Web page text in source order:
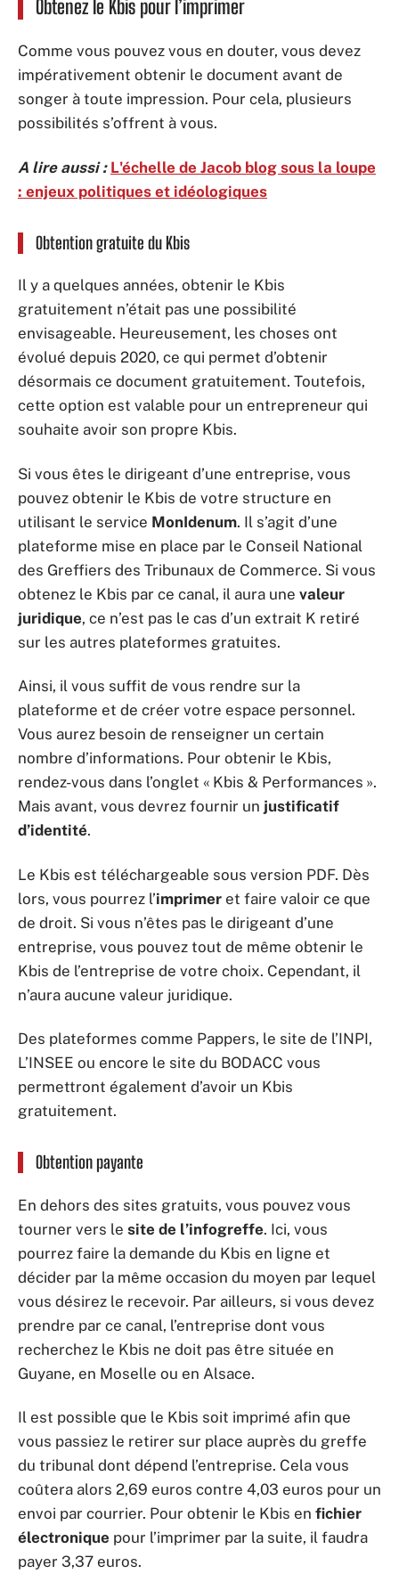
Obtenez le Kbis pour l’imprimer
Comme vous pouvez vous en douter, vous devez
impérativement obtenir le document avant de
songer à toute impression. Pour cela, plusieurs
possibilités s’offrent à vous.
A lire aussi : L'échelle de Jacob blog sous la loupe
: enjeux politiques et idéologiques
Obtention gratuite du Kbis
Il y a quelques années, obtenir le Kbis
gratuitement n’était pas une possibilité
envisageable. Heureusement, les choses ont
évolué depuis 2020, ce qui permet d’obtenir
désormais ce document gratuitement. Toutefois,
cette option est valable pour un entrepreneur qui
souhaite avoir son propre Kbis.
Si vous êtes le dirigeant d’une entreprise, vous
pouvez obtenir le Kbis de votre structure en
utilisant le service MonIdenum. Il s’agit d’une
plateforme mise en place par le Conseil National
des Greffiers des Tribunaux de Commerce. Si vous
obtenez le Kbis par ce canal, il aura une valeur
juridique, ce n’est pas le cas d’un extrait K retiré
sur les autres plateformes gratuites.
Ainsi, il vous suffit de vous rendre sur la
plateforme et de créer votre espace personnel.
Vous aurez besoin de renseigner un certain
nombre d’informations. Pour obtenir le Kbis,
rendez-vous dans l’onglet « Kbis & Performances ».
Mais avant, vous devrez fournir un justificatif
d’identité.
Le Kbis est téléchargeable sous version PDF. Dès
lors, vous pourrez l’imprimer et faire valoir ce que
de droit. Si vous n’êtes pas le dirigeant d’une
entreprise, vous pouvez tout de même obtenir le
Kbis de l’entreprise de votre choix. Cependant, il
n’aura aucune valeur juridique.
Des plateformes comme Pappers, le site de l’INPI,
L’INSEE ou encore le site du BODACC vous
permettront également d’avoir un Kbis
gratuitement.
Obtention payante
En dehors des sites gratuits, vous pouvez vous
tourner vers le site de l’infogreffe. Ici, vous
pourrez faire la demande du Kbis en ligne et
décider par la même occasion du moyen par lequel
vous désirez le recevoir. Par ailleurs, si vous devez
prendre par ce canal, l’entreprise dont vous
recherchez le Kbis ne doit pas être située en
Guyane, en Moselle ou en Alsace.
Il est possible que le Kbis soit imprimé afin que
vous passiez le retirer sur place auprès du greffe
du tribunal dont dépend l’entreprise. Cela vous
coûtera alors 2,69 euros contre 4,03 euros pour un
envoi par courrier. Pour obtenir le Kbis en fichier
électronique pour l’imprimer par la suite, il faudra
payer 3,37 euros.